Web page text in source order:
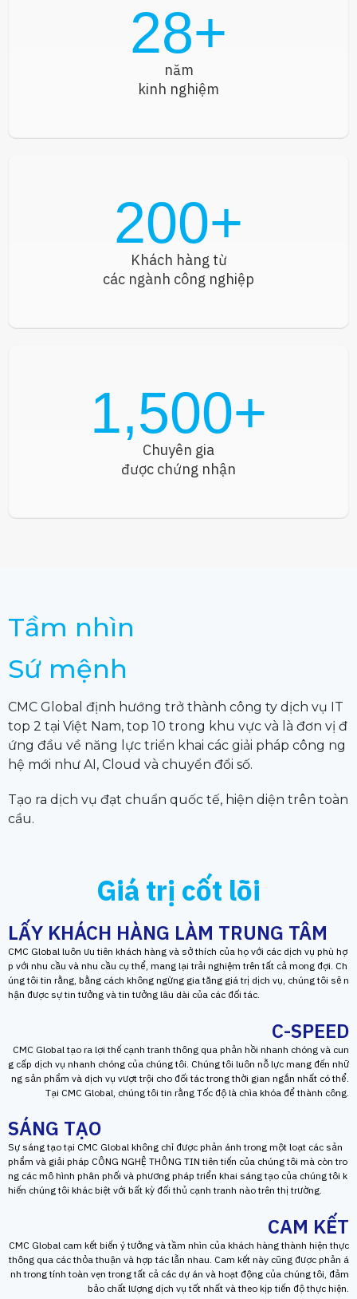
28+
năm
kinh nghiệm
200+
Khách hàng từ
các ngành công nghiệp
1,500+
Chuyên gia
được chứng nhận
Tầm nhìn
Sứ mệnh
CMC Global định hướng trở thành công ty dịch vụ IT
top 2 tại Việt Nam, top 10 trong khu vực và là đơn vị đ
ứng đầu về năng lực triển khai các giải pháp công ng
hệ mới như AI, Cloud và chuyển đổi số.
Tạo ra dịch vụ đạt chuẩn quốc tế, hiện diện trên toàn
cầu.
Giá trị cốt lõi
LẤY KHÁCH HÀNG LÀM TRUNG TÂM
CMC Global luôn ưu tiên khách hàng và sở thích của họ với các dịch vụ phù hợ
p với nhu cầu và nhu cầu cụ thể, mang lại trải nghiệm trên tất cả mong đợi. Ch
úng tôi tin rằng, bằng cách không ngừng gia tăng giá trị dịch vụ, chúng tôi sẽ n
hận được sự tin tưởng và tin tưởng lâu dài của các đối tác.
C-SPEED
CMC Global tạo ra lợi thế cạnh tranh thông qua phản hồi nhanh chóng và cun
g cấp dịch vụ nhanh chóng của chúng tôi. Chúng tôi luôn nỗ lực mang đến nhữ
ng sản phẩm và dịch vụ vượt trội cho đối tác trong thời gian ngắn nhất có thể.
Tại CMC Global, chúng tôi tin rằng Tốc độ là chìa khóa để thành công.
SÁNG TẠO
Sự sáng tạo tại CMC Global không chỉ được phản ánh trong một loạt các sản
phẩm và giải pháp CÔNG NGHỆ THÔNG TIN tiên tiến của chúng tôi mà còn tro
ng các mô hình phân phối và phương pháp triển khai sáng tạo của chúng tôi k
hiến chúng tôi khác biệt với bất kỳ đối thủ cạnh tranh nào trên thị trường.
CAM KẾT
CMC Global cam kết biến ý tưởng và tầm nhìn của khách hàng thành hiện thực
thông qua các thỏa thuận và hợp tác lẫn nhau. Cam kết này cũng được phản á
nh trong tính toàn vẹn trong tất cả các dự án và hoạt động của chúng tôi, đảm
bảo chất lượng dịch vụ tốt nhất và theo kịp tiến độ thực hiện.